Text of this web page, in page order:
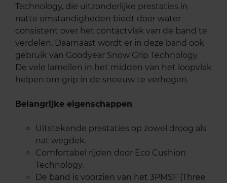
Technology, die uitzonderlijke prestaties in
natte omstandigheden biedt door water
consistent over het contactvlak van de band te
verdelen. Daarnaast wordt er in deze band ook
gebruik van Goodyear Snow Grip Technology.
De vele lamellen in het midden van het loopvlak
helpen om grip in de sneeuw te verhogen.
Belangrijke eigenschappen
Uitstekende prestaties op zowel droog als
nat wegdek.
Comfortabel rijden door Eco Cushion
Technology.
De band is voorzien van het 3PMSF (Three